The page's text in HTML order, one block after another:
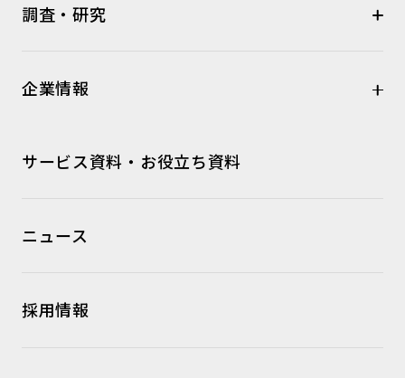
調査・研究
企業情報
サービス資料・お役立ち資料
ニュース
採用情報